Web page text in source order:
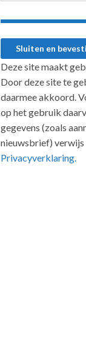
Deze site maakt
Door deze site te
daarmee akkoord.
op het gebruik
gegevens (zoals
nieuwsbrief) verwijs
Privacyverklaring.